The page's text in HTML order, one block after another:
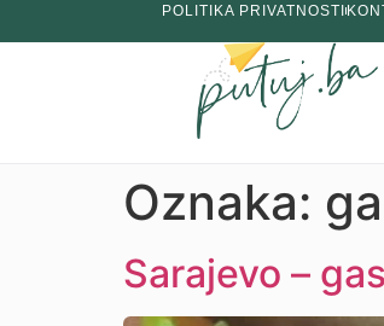
POLITIKA PRIVATNOSTI
Oznaka:
Sarajevo –